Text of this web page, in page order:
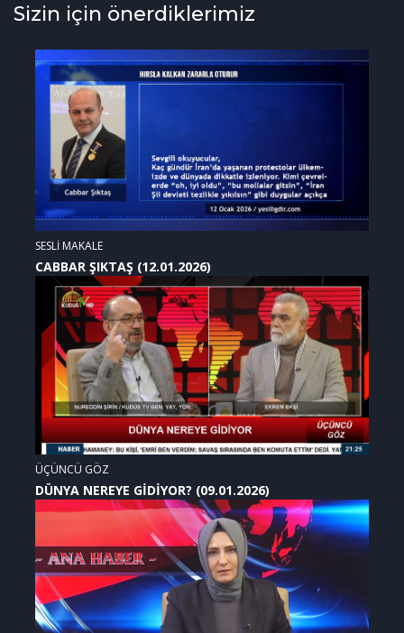
Sizin için önerdiklerimiz
SESLİ MAKALE
CABBAR ŞIKTAŞ (12.01.2026)
ÜÇÜNCÜ GÖZ
DÜNYA NEREYE GİDİYOR? (09.01.2026)